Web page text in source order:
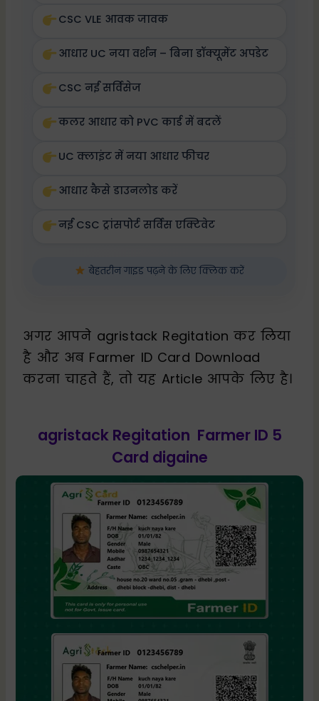
CSC VLE आवक जावक
आधार UC नया वर्शन – बिना डॉक्यूमेंट अपडेट
CSC नई सर्विसेज
कलर आधार को PVC कार्ड में बदलें
UC क्लाइंट में नया आधार फीचर
आधार कैसे डाउनलोड करें
नई CSC ट्रांसपोर्ट सर्विस एक्टिवेट
बेहतरीन गाइड पढ़ने के लिए क्लिक करें
अगर आपने agristack Regitation कर लिया
है और अब Farmer ID Card Download
करना चाहते हैं, तो यह Article आपके लिए है।
agristack Regitation Farmer ID 5
Card digaine